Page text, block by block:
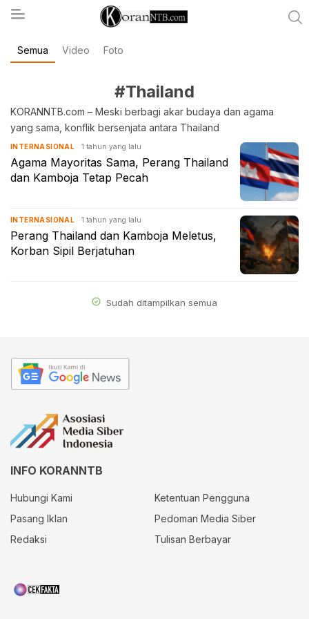
koranntb.com
Semua Video Foto
#Thailand
KORANNTB.com – Meski berbagi akar budaya dan agama
yang sama, konflik bersenjata antara Thailand
INTERNASIONAL 1 tahun yang lalu
Agama Mayoritas Sama, Perang Thailand
dan Kamboja Tetap Pecah
INTERNASIONAL 1 tahun yang lalu
Perang Thailand dan Kamboja Meletus,
Korban Sipil Berjatuhan
Sudah ditampilkan semua
INFO KORANNTB
Hubungi Kami
Ketentuan Pengguna
Pasang Iklan
Pedoman Media Siber
Redaksi
Tulisan Berbayar